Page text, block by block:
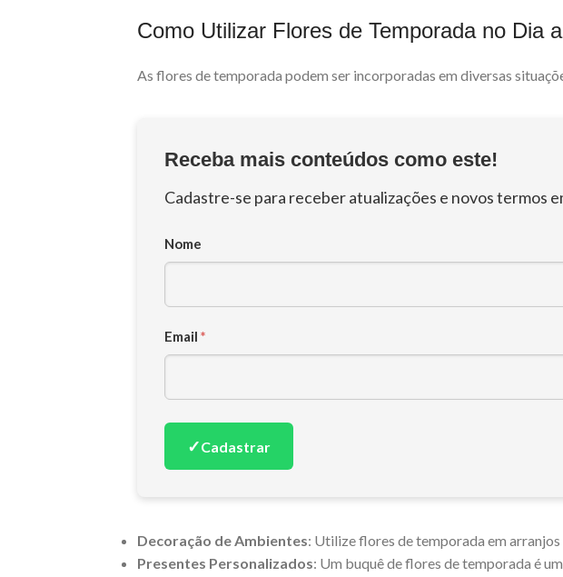
Como Utilizar Flores de Temporada no Dia
As flores de temporada podem ser incorporadas em diversas
Receba mais conteúdos como este!
Cadastre-se para receber atualizações e novos termos
Nome
Email *
✓Cadastrar
Decoração de Ambientes: Utilize flores de temporada em arranjos
Presentes Personalizados: Um buquê de flores de temporada é